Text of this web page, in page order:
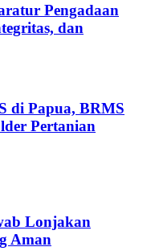
Pengadaan
dan
di Papua, BRMS
Pertanian
Lonjakan
Aman